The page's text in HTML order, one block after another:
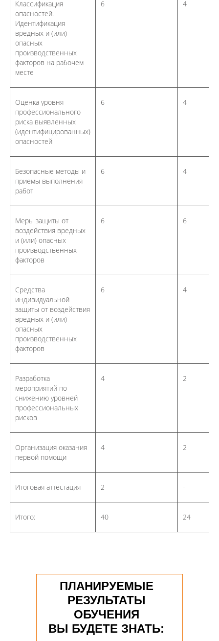
Классификация
опасностей.
Идентификация
вредных и (или)
опасных
производственных
факторов на рабочем
месте
6 4
Оценка уровня
профессионального
риска выявленных
(идентифицированных)
опасностей
6 4
Безопасные методы и
приемы выполнения
работ
6 4
Меры защиты от
воздействия вредных
и (или) опасных
производственных
факторов
6 6
Средства
индивидуальной
защиты от воздействия
вредных и (или)
опасных
производственных
факторов
6 4
Разработка
мероприятий по
снижению уровней
профессиональных
рисков
4 2
Организация оказания
первой помощи
4 2
Итоговая аттестация 2 -
Итого: 40 24
ПЛАНИРУЕМЫЕ
РЕЗУЛЬТАТЫ
ОБУЧЕНИЯ
ВЫ БУДЕТЕ ЗНАТЬ: